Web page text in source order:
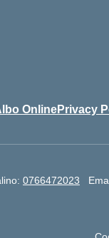
OnlinePrivacy
0766472023